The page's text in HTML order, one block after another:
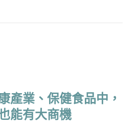
產業、保健食品中，
能有大商機